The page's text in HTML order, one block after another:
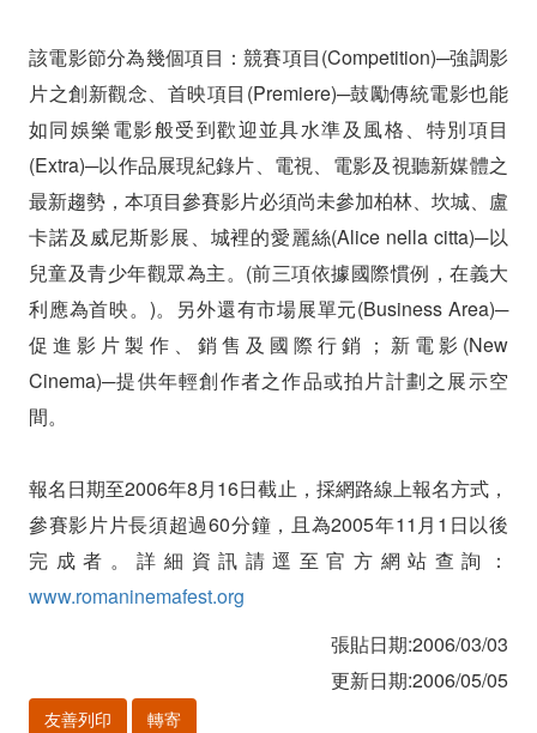
該電影節分為幾個項目：競賽項目(Competition)─強調影
片之創新觀念、首映項目(Premiere)─鼓勵傳統電影也能
如同娛樂電影般受到歡迎並具水準及風格、特別項目
(Extra)─以作品展現紀錄片、電視、電影及視聽新媒體之
最新趨勢，本項目參賽影片必須尚未參加柏林、坎城、盧
卡諾及威尼斯影展、城裡的愛麗絲(Alice nella citta)─以
兒童及青少年觀眾為主。(前三項依據國際慣例，在義大
利應為首映。)。另外還有市場展單元(Business Area)─
促進影片製作、銷售及國際行銷；新電影(New
Cinema)─提供年輕創作者之作品或拍片計劃之展示空
間。
報名日期至2006年8月16日截止，採網路線上報名方式，
參賽影片片長須超過60分鐘，且為2005年11月1日以後
完成者。詳細資訊請逕至官方網站查詢：
www.romaninemafest.org
張貼日期:2006/03/03
更新日期:2006/05/05
友善列印 轉寄